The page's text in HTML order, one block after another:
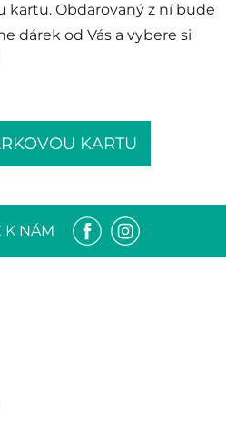
kartu. Obdarovaný z ní bude
dárek od Vás a vybere si
KARTU
K NÁM